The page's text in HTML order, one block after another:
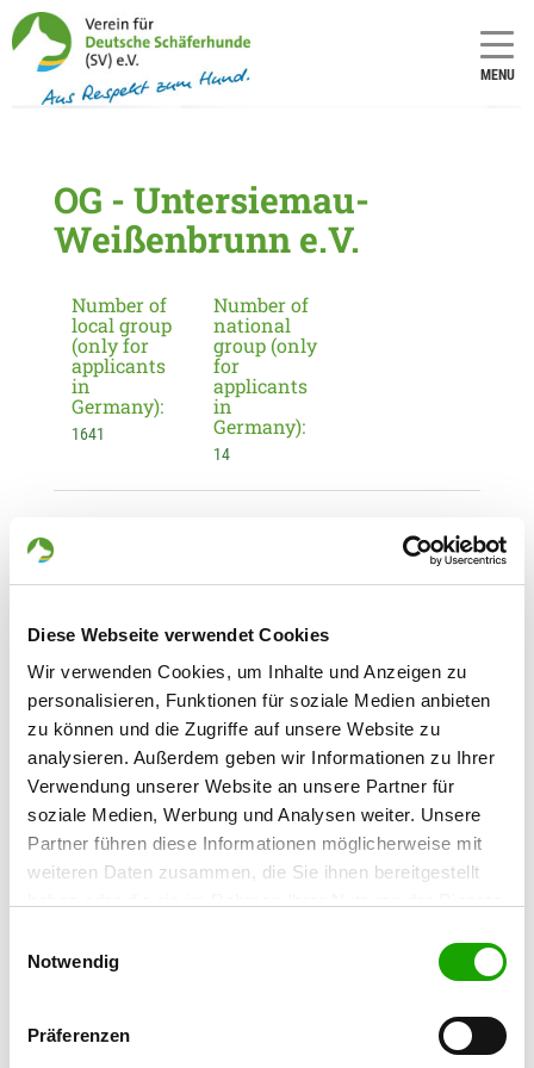
Diese Webseite verwendet Cookies
Wir verwenden Cookies, um Inhalte und Anzeigen zu
personalisieren, Funktionen für soziale Medien anbieten
zu können und die Zugriffe auf unsere Website zu
analysieren. Außerdem geben wir Informationen zu Ihrer
Verwendung unserer Website an unsere Partner für
soziale Medien, Werbung und Analysen weiter. Unsere
Partner führen diese Informationen möglicherweise mit
weiteren Daten zusammen, die Sie ihnen bereitgestellt
Cookies, wenn Sie unsere Webseite weiterhin nutzen.
Notwendig
Präferenzen
MENU
OG - Untersiemau-
Weißenbrunn e.V.
Number of
local group
(only for
applicants
in
Germany):
1641
Number of
national
group (only
for
applicants
in
Germany):
14
Information about the local group
Coburger Str. 14
Training ground:
Seewiesenstr. 15
96253 Untersiemau-Weißenbrunn
Phone:
09561 6753009
Fax:
09561 28828
Handy:
E-Mail: